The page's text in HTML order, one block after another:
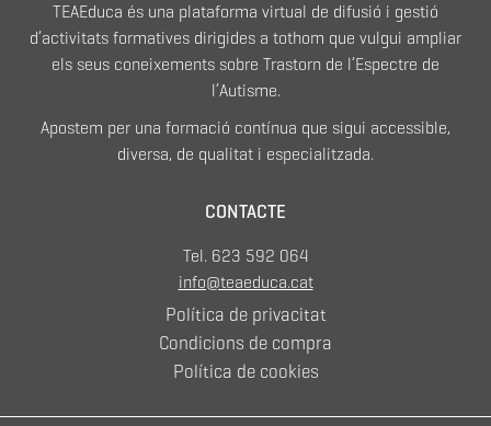
TEAEduca és una plataforma virtual de difusió i gestió
d’activitats formatives dirigides a tothom que vulgui ampliar
els seus coneixements sobre Trastorn de l’Espectre de
l’Autisme.
Apostem per una formació contínua que sigui accessible,
diversa, de qualitat i especialitzada.
CONTACTE
Tel. 623 592 064
info@teaeduca.cat
Política de privacitat
Condicions de compra
Política de cookies